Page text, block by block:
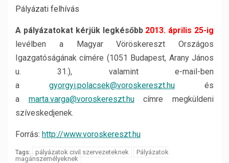
Pályázati felhívás
A pályázatokat kérjük legkésőbb 2013. április 25-ig
levélben a Magyar Vöröskereszt Országos
Igazgatóságának címére (1051 Budapest, Arany János
u. 31.), valamint e-mail-ben
a gyorgyi.polacsek@voroskereszt.hu és
a marta.varga@voroskereszt.hucímre megküldeni
szíveskedjenek.
Forrás: http://www.voroskereszt.hu
Tags: pályázatok civil szervezeteknek
Pályázatok
magánszemélyeknek